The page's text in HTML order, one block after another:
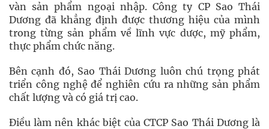
vàn sản phẩm ngoại nhập. Công ty CP Sao Thái
Dương đã khẳng định được thương hiệu của mình
trong từng sản phẩm về lĩnh vực dược, mỹ phẩm,
thực phẩm chức năng.
Bên cạnh đó, Sao Thái Dương luôn chú trọng phát
triển công nghệ để nghiên cứu ra những sản phẩm
chất lượng và có giá trị cao.
Điều làm nên khác biệt của CTCP Sao Thái Dương là